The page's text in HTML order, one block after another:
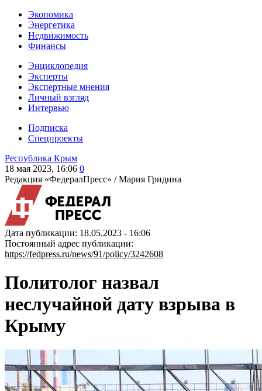
Экономика
Энергетика
Недвижимость
Финансы
Энциклопедия
Эксперты
Экспертные мнения
Личный взгляд
Интервью
Подписка
Спецпроекты
Республика Крым
18 мая 2023, 16:06 0
Редакция «ФедералПресс» /Мария Гридина
Дата публикации: 18.05.2023 - 16:06
Постоянный адрес публикации:
https://fedpress.ru/news/91/policy/3242608
Политолог назвал
неслучайной дату взрыва в
Крыму